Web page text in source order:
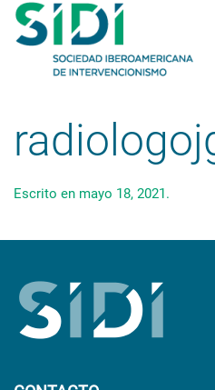
Skip to main content
Escrito en mayo 18, 2021.